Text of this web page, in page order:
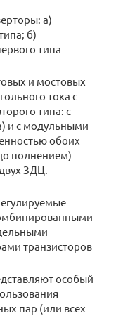
а)
б)
типа
и мостовых
тока с
типа: с
и с модульными
обоих
полнением)
ЗДЦ.
транзисторов
особый
пар (или всех